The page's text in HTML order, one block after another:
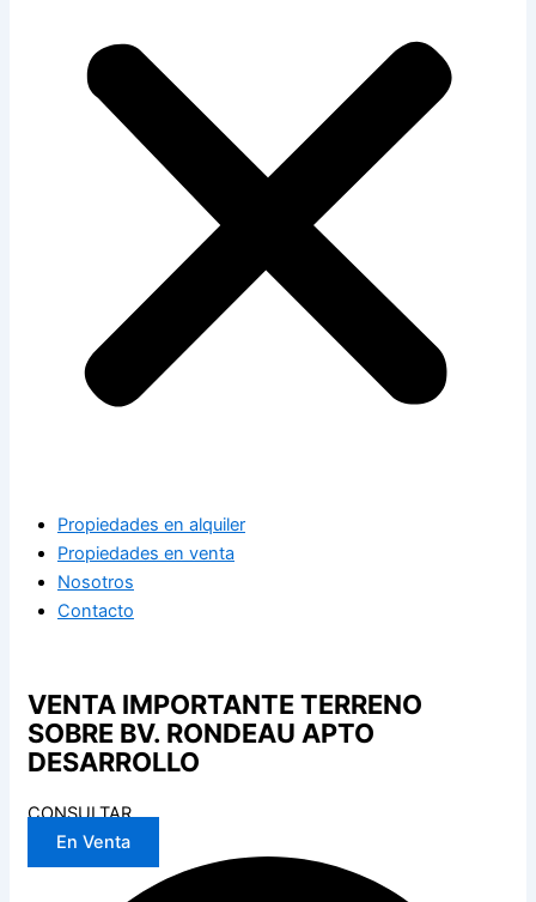
Propiedades en alquiler
Propiedades en venta
Nosotros
Contacto
VENTA IMPORTANTE TERRENO
SOBRE BV. RONDEAU APTO
DESARROLLO
CONSULTAR
En Venta